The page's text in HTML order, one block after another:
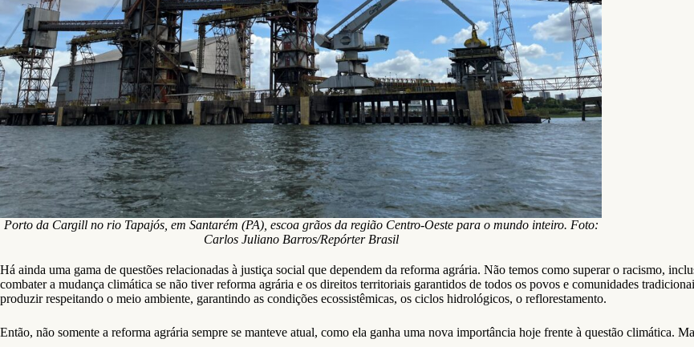
Porto da Cargill no rio Tapajós, em Santarém (PA), escoa grãos da região Centro-Oeste para o mundo inteiro. Foto:
Carlos Juliano Barros/Repórter Brasil
Há ainda uma gama de questões relacionadas à justiça social que dependem da reforma agrária. Não temos como superar o racismo,
combater a mudança climática se não tiver reforma agrária e os direitos territoriais garantidos de todos os povos e comunidades
produzir respeitando o meio ambiente, garantindo as condições ecossistêmicas, os ciclos hidrológicos, o reflorestamento.
Então, não somente a reforma agrária sempre se manteve atual, como ela ganha uma nova importância hoje frente à questão climática.